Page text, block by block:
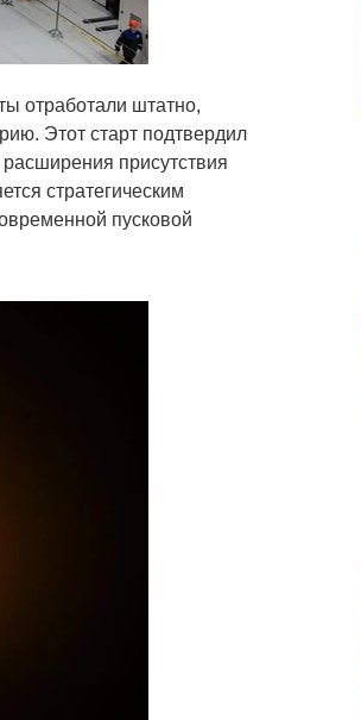
отработали штатно,
Этот старт подтвердил
присутствия
стратегическим
пусковой